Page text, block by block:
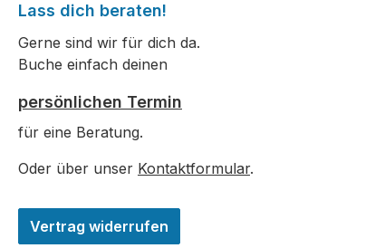
Lass dich beraten!
Gerne sind wir für dich da.
Buche einfach deinen
persönlichen Termin
für eine Beratung.
Oder über unser Kontaktformular.
Vertrag widerrufen